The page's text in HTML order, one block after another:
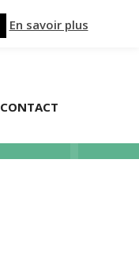
CONTACT
En savoir plus